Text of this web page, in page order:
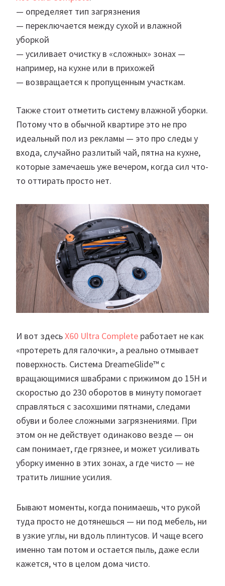
— определяет тип загрязнения
— переключается между сухой и влажной
уборкой
— усиливает очистку в «сложных» зонах —
например, на кухне или в прихожей
— возвращается к пропущенным участкам.
Также стоит отметить систему влажной уборки.
Потому что в обычной квартире это не про
идеальный пол из рекламы — это про следы у
входа, случайно разлитый чай, пятна на кухне,
которые замечаешь уже вечером, когда сил что-
то оттирать просто нет.
И вот здесьX60 Ultra Complete работает не как
«протереть для галочки», а реально отмывает
поверхность. Система DreameGlide™ с
вращающимися швабрами с прижимом до 15Н и
скоростью до 230 оборотов в минуту помогает
справляться с засохшими пятнами, следами
обуви и более сложными загрязнениями. При
этом он не действует одинаково везде — он
сам понимает, где грязнее, и может усиливать
уборку именно в этих зонах, а где чисто — не
тратить лишние усилия.
Бывают моменты, когда понимаешь, что рукой
туда просто не дотянешься — ни под мебель, ни
в узкие углы, ни вдоль плинтусов. И чаще всего
именно там потом и остается пыль, даже если
кажется, что в целом дома чисто.